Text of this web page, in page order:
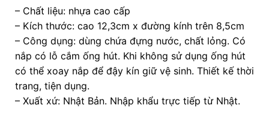
– Chất liệu: nhựa cao cấp
– Kích thước: cao 12,3cm x đường kính trên 8,5cm
– Công dụng: dùng chứa đựng nước, chất lỏng. Có
nắp có lỗ cắm ống hút. Khi không sử dụng ống hút
có thể xoay nắp để đậy kín giữ vệ sinh. Thiết kế thời
trang, tiện dụng.
– Xuất xứ: Nhật Bản. Nhập khẩu trực tiếp từ Nhật.